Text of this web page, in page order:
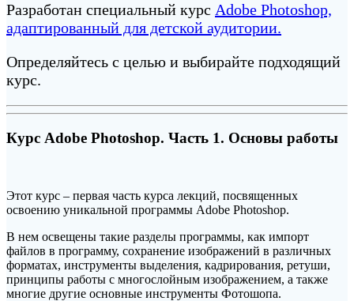
Разработан специальный курс Adobe Photoshop,
адаптированный для детской аудитории.
Определяйтесь с целью и выбирайте подходящий
курс.
Курс Adobe Photoshop. Часть 1. Основы работы
Этот курс – первая часть курса лекций, посвященных
освоению уникальной программы Adobe Photoshop.
В нем освещены такие разделы программы, как импорт
файлов в программу, сохранение изображений в различных
форматах, инструменты выделения, кадрирования, ретуши,
принципы работы с многослойным изображением, а также
многие другие основные инструменты Фотошопа.